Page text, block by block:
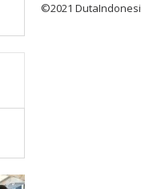
©2021